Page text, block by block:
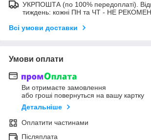
УКРПОШТА (по 100% передоплаті).
тиждень: кожні ПН та ЧТ - НЕ
Всі умови доставки
Умови оплати
Ви отримаєте замовлення
або гроші повернуться на вашу картку
Детальніше
Оплатити частинами
Післяплата